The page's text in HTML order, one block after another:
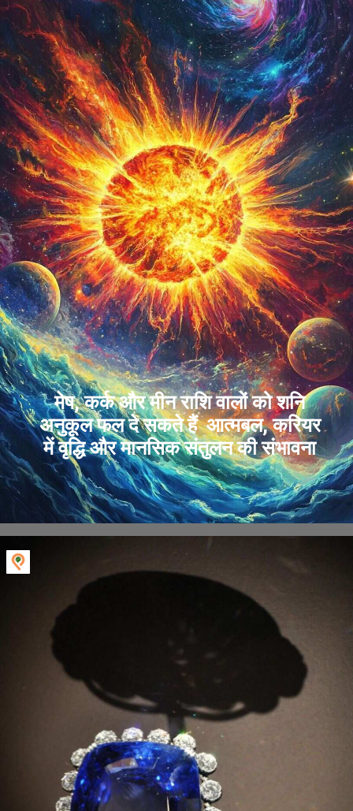
मेष, कर्क और मीन राशि वालों को शनि
अनुकूल फल दे सकते हैं आत्मबल, करियर
में वृद्धि और मानसिक संतुलन की संभावना